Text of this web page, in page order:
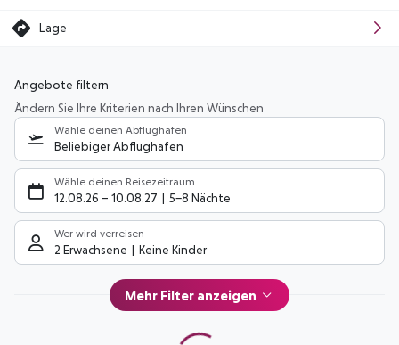
Lage
Angebote filtern
Ändern Sie Ihre Kriterien nach Ihren Wünschen
Wähle deinen Abflughafen
Beliebiger Abflughafen
Wähle deinen Reisezeitraum
12.08.26 – 10.08.27 5-8 Nächte
Wer wird verreisen
2 Erwachsene Keine Kinder
Mehr Filter anzeigen